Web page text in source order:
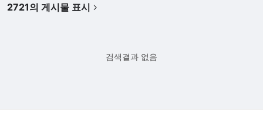
2721의 게시물 표시
검색결과 없음